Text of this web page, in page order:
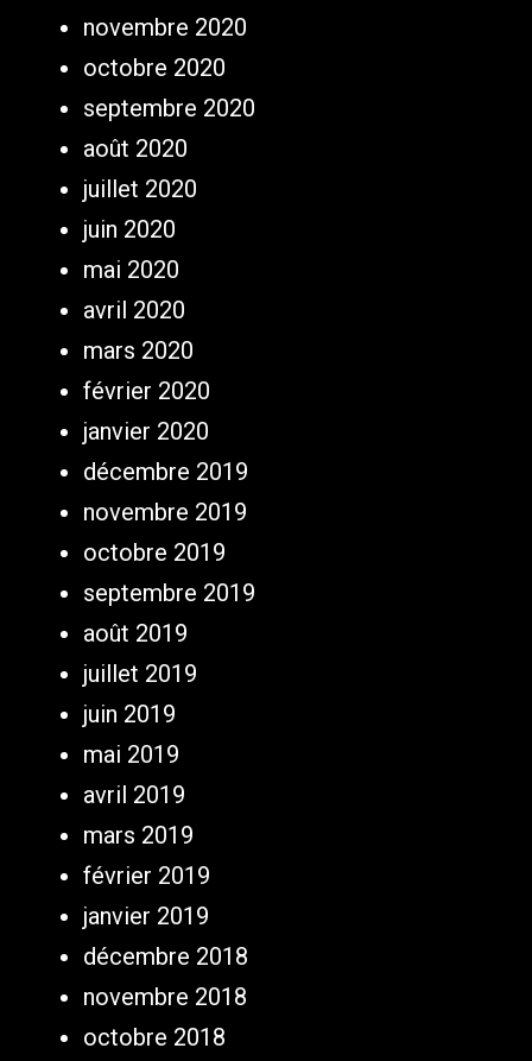
novembre 2020
octobre 2020
septembre 2020
août 2020
juillet 2020
juin 2020
mai 2020
avril 2020
mars 2020
février 2020
janvier 2020
décembre 2019
novembre 2019
octobre 2019
septembre 2019
août 2019
juillet 2019
juin 2019
mai 2019
avril 2019
mars 2019
février 2019
janvier 2019
décembre 2018
novembre 2018
octobre 2018